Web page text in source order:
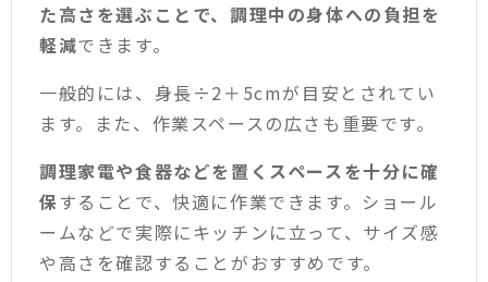
た高さを選ぶことで、調理中の身体への負担を
軽減できます。
一般的には、身長÷2＋5cmが目安とされてい
ます。また、作業スペースの広さも重要です。
調理家電や食器などを置くスペースを十分に確
保することで、快適に作業できます。ショール
ームなどで実際にキッチンに立って、サイズ感
や高さを確認することがおすすめです。